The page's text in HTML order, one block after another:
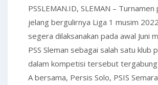
PSSLEMAN.ID, SLEMAN –
jelang bergulirnya Liga 1 musim
segera dilaksanakan pada awal Juni
PSS Sleman sebagai salah satu klub
dalam kompetisi tersebut
A bersama, Persis Solo, PSIS